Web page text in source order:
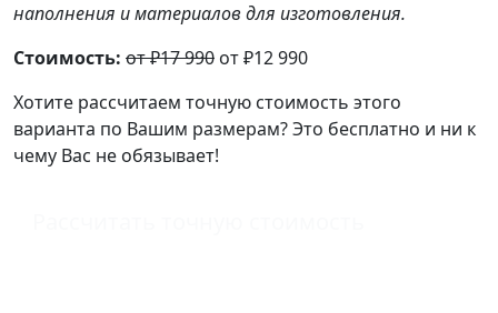
наполнения и материалов для изготовления.
Стоимость: от ₽17 990 от ₽12 990
Хотите рассчитаем точную стоимость этого
варианта по Вашим размерам? Это бесплатно и ни к
чему Вас не обязывает!